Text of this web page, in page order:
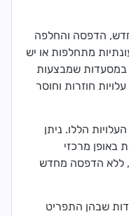
הדפסה והחלפה
מתחלפות או יש
במסעדות שמבצעות
חוזרות וחוסר
הללו. ניתן
באופן מרכזי
, ללא הדפסה מחדש
שבהן התפריט